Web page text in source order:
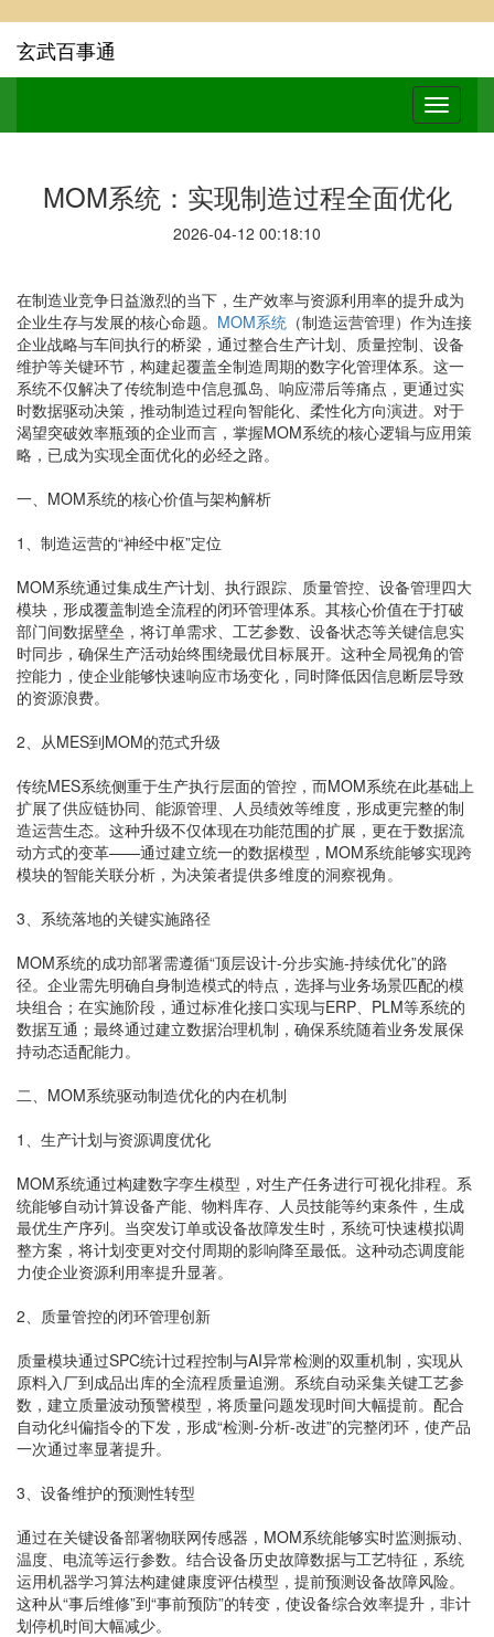
玄武百事通
MOM系统：实现制造过程全面优化
2026-04-12 00:18:10
在制造业竞争日益激烈的当下，生产效率与资源利用率的提升成为
企业生存与发展的核心命题。 MOM系统 （制造运营管理）作为连接
企业战略与车间执行的桥梁，通过整合生产计划、质量控制、设备
维护等关键环节，构建起覆盖全制造周期的数字化管理体系。这一
系统不仅解决了传统制造中信息孤岛、响应滞后等痛点，更通过实
时数据驱动决策，推动制造过程向智能化、柔性化方向演进。对于
渴望突破效率瓶颈的企业而言，掌握MOM系统的核心逻辑与应用策
略，已成为实现全面优化的必经之路。
一、MOM系统的核心价值与架构解析
1、制造运营的“神经中枢”定位
MOM系统通过集成生产计划、执行跟踪、质量管控、设备管理四大
模块，形成覆盖制造全流程的闭环管理体系。其核心价值在于打破
部门间数据壁垒，将订单需求、工艺参数、设备状态等关键信息实
时同步，确保生产活动始终围绕最优目标展开。这种全局视角的管
控能力，使企业能够快速响应市场变化，同时降低因信息断层导致
的资源浪费。
2、从MES到MOM的范式升级
传统MES系统侧重于生产执行层面的管控，而MOM系统在此基础上
扩展了供应链协同、能源管理、人员绩效等维度，形成更完整的制
造运营生态。这种升级不仅体现在功能范围的扩展，更在于数据流
动方式的变革——通过建立统一的数据模型，MOM系统能够实现跨
模块的智能关联分析，为决策者提供多维度的洞察视角。
3、系统落地的关键实施路径
MOM系统的成功部署需遵循“顶层设计-分步实施-持续优化”的路
径。企业需先明确自身制造模式的特点，选择与业务场景匹配的模
块组合；在实施阶段，通过标准化接口实现与ERP、PLM等系统的
数据互通；最终通过建立数据治理机制，确保系统随着业务发展保
持动态适配能力。
二、MOM系统驱动制造优化的内在机制
1、生产计划与资源调度优化
MOM系统通过构建数字孪生模型，对生产任务进行可视化排程。系
统能够自动计算设备产能、物料库存、人员技能等约束条件，生成
最优生产序列。当突发订单或设备故障发生时，系统可快速模拟调
整方案，将计划变更对交付周期的影响降至最低。这种动态调度能
力使企业资源利用率提升显著。
2、质量管控的闭环管理创新
质量模块通过SPC统计过程控制与AI异常检测的双重机制，实现从
原料入厂到成品出库的全流程质量追溯。系统自动采集关键工艺参
数，建立质量波动预警模型，将质量问题发现时间大幅提前。配合
自动化纠偏指令的下发，形成“检测-分析-改进”的完整闭环，使产品
一次通过率显著提升。
3、设备维护的预测性转型
通过在关键设备部署物联网传感器，MOM系统能够实时监测振动、
温度、电流等运行参数。结合设备历史故障数据与工艺特征，系统
运用机器学习算法构建健康度评估模型，提前预测设备故障风险。
这种从“事后维修”到“事前预防”的转变，使设备综合效率提升，非计
划停机时间大幅减少。